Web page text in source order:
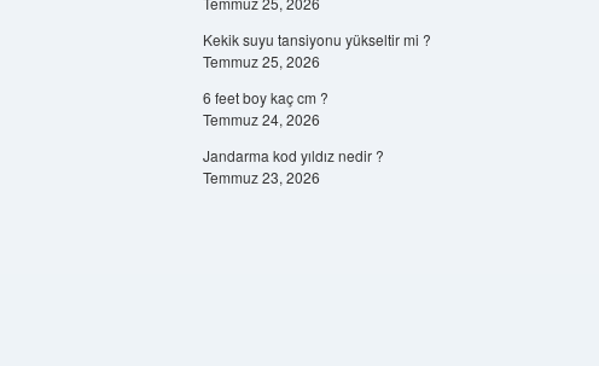
Kekik suyu tansiyonu yükseltir mi ?
Temmuz 25, 2026
6 feet boy kaç cm ?
Temmuz 24, 2026
Jandarma kod yıldız nedir ?
Temmuz 23, 2026